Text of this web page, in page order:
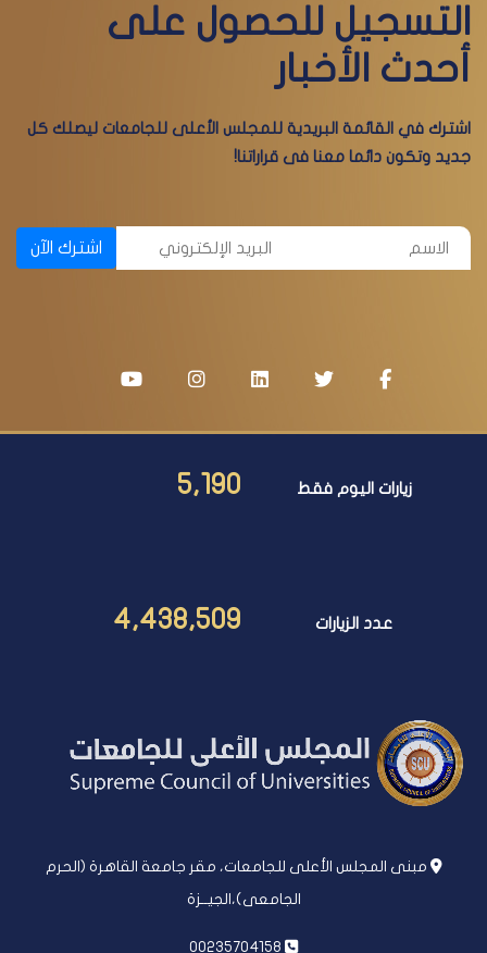
التسجيل للحصول على
أحدث الأخبار
اشترك في القائمة البريدية للمجلس الأعلى للجامعات ليصلك كل
جديد وتكون دائما معنا فى قراراتنا!
اشترك الآن
زيارات اليوم فقط 5,190
عدد الزيارات 4,438,509
مبنى المجلس الأعلى للجامعات، مقر جامعة القاهرة (الحرم
الجامعى)،الجيــزة